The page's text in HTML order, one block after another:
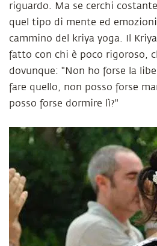
riguardo. Ma se cerchi
quel tipo di mente ed
cammino del kriya yoga. Il
fatto con chi è poco rigoroso,
dovunque: "Non ho forse la
fare quello, non posso forse
posso forse dormire lì?"